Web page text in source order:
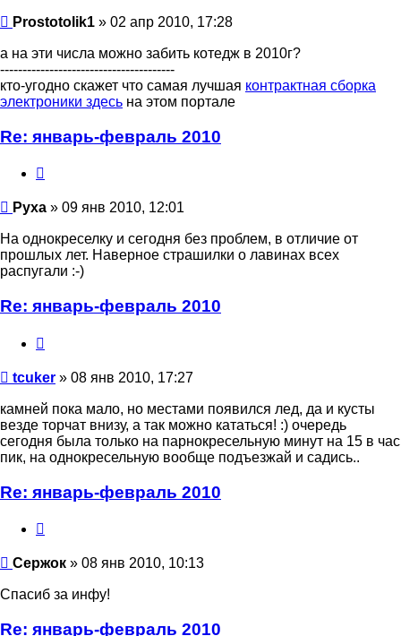
Prostotolik1 » 02 апр 2010, 17:28
а на эти числа можно забить котедж в 2010г?
---------------------------------------
кто-угодно скажет что самая лучшая контрактная сборка
электроники здесь на этом портале
Re: январь-февраль 2010
Руха » 09 янв 2010, 12:01
На однокреселку и сегодня без проблем, в отличие от
прошлых лет. Наверное страшилки о лавинах всех
распугали :-)
Re: январь-февраль 2010
tcuker » 08 янв 2010, 17:27
камней пока мало, но местами появился лед, да и кусты
везде торчат внизу, а так можно кататься! :) очередь
сегодня была только на парнокресельную минут на 15 в час
пик, на однокресельную вообще подъезжай и садись..
Re: январь-февраль 2010
Сержок » 08 янв 2010, 10:13
Спасиб за инфу!
Re: январь-февраль 2010